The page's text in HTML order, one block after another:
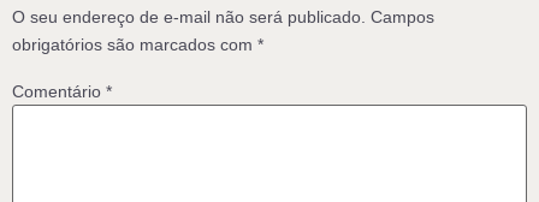
O seu endereço de e-mail não será publicado. Campos
obrigatórios são marcados com *
Comentário *